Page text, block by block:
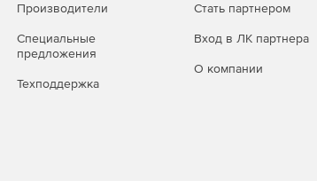
Производители
Специальные
предложения
Техподдержка
Стать партнером
Вход в ЛК партнера
О компании